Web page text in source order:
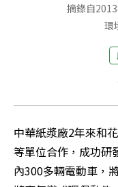
摘錄自
環
中華紙漿廠2年來和
等單位合作，成功研
內300多輛電動車，